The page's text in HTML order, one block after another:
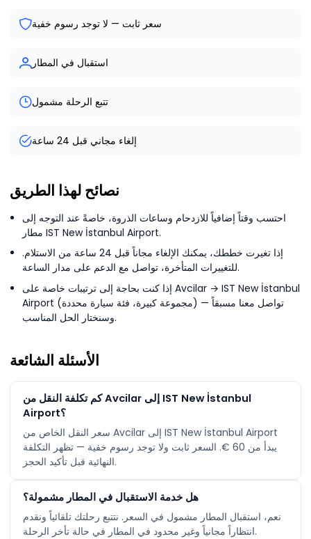
سعر ثابت — لا توجد رسوم خفية
استقبال في المطار
تتبع الرحلة مشمول
إلغاء مجاني قبل 24 ساعة
نصائح لهذا الطريق
احتسب وقتاً إضافياً للازدحام وساعات الذروة، خاصةً عند التوجه إلى
مطار IST New İstanbul Airport.
إذا تغيرت خططك، يمكنك الإلغاء مجاناً قبل 24 ساعة من الاستلام.
للتغييرات المتأخرة، تواصل مع الدعم على مدار الساعة.
إذا كنت بحاجة إلى ترتيبات خاصة على Avcilar → IST New İstanbul
Airport (مجموعة كبيرة، فئة سيارة محددة) — تواصل معنا مسبقاً
وسنختار الحل المناسب.
الأسئلة الشائعة
كم تكلفة النقل من Avcilar إلى IST New İstanbul
Airport؟
سعر النقل الخاص من Avcilar إلى IST New İstanbul Airport
يبدأ من ‏60 €. السعر ثابت ولا توجد رسوم خفية — تظهر التكلفة
النهائية قبل تأكيد الحجز.
هل خدمة الاستقبال في المطار مشمولة؟
نعم، استقبال المطار مشمول في السعر. نتتبع رحلتك تلقائياً ونقدم
انتظاراً مجانياً وغير محدود في المطار في حالة تأخر الرحلة.